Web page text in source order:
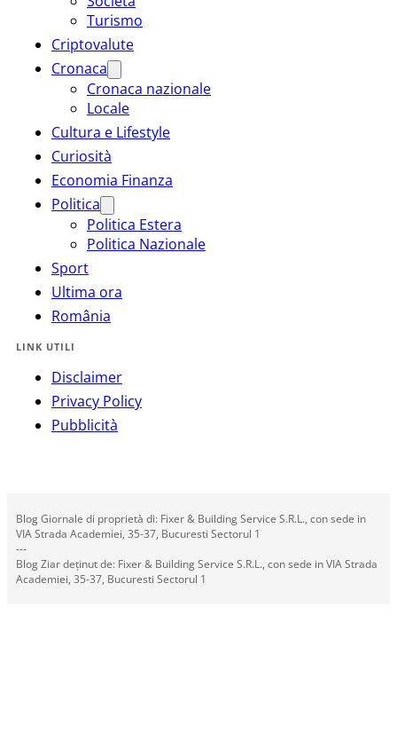
Turismo
Criptovalute
Cronaca
Cronaca nazionale
Locale
Cultura e Lifestyle
Curiosità
Economia Finanza
Politica
Politica Estera
Politica Nazionale
Sport
Ultima ora
România
LINK UTILI
Disclaimer
Privacy Policy
Pubblicità
Blog Giornale di proprietà di: Fixer & Building Service S.R.L., con sede in
VIA Strada Academiei, 35-37, Bucuresti Sectorul 1
---
Blog Ziar deținut de: Fixer & Building Service S.R.L., con sede in VIA Strada
Academiei, 35-37, Bucuresti Sectorul 1